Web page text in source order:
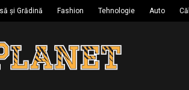
și Grădină Fashion Tehnologie Auto